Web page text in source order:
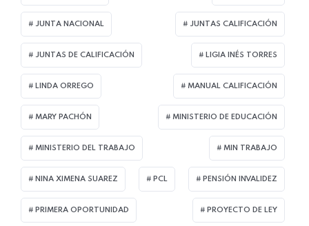
JUNTA NACIONAL JUNTAS CALIFICACIÓN
JUNTAS DE CALIFICACIÓN LIGIA INÉS TORRES
LINDA ORREGO MANUAL CALIFICACIÓN
MARY PACHÓN MINISTERIO DE EDUCACIÓN
MINISTERIO DEL TRABAJO MIN TRABAJO
NINA XIMENA SUAREZ PCL PENSIÓN INVALIDEZ
PRIMERA OPORTUNIDAD PROYECTO DE LEY